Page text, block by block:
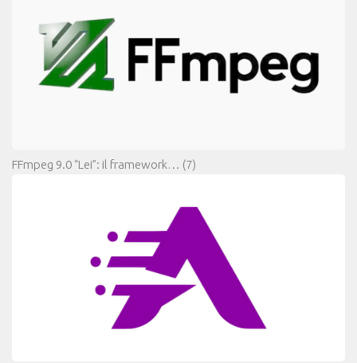
FFmpeg 9.0 “Lei”: il framework… (7)